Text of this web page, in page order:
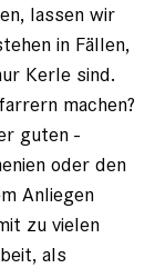
lassen wir
in Fällen,
Kerle sind.
machen?
guten
oder den
Anliegen
zu vielen
als